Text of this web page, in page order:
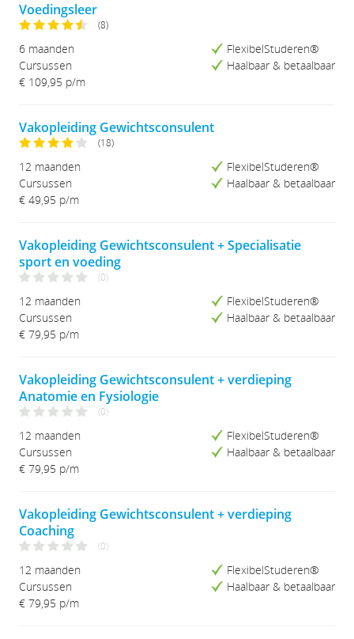
Voedingsleer
(8)
6 maanden
Cursussen
€ 109,95 p/m
FlexibelStuderen®
Haalbaar & betaalbaar
Vakopleiding Gewichtsconsulent
(18)
12 maanden
Cursussen
€ 49,95 p/m
FlexibelStuderen®
Haalbaar & betaalbaar
Vakopleiding Gewichtsconsulent + Specialisatie
sport en voeding
(0)
12 maanden
Cursussen
€ 79,95 p/m
FlexibelStuderen®
Haalbaar & betaalbaar
Vakopleiding Gewichtsconsulent + verdieping
Anatomie en Fysiologie
(0)
12 maanden
Cursussen
€ 79,95 p/m
FlexibelStuderen®
Haalbaar & betaalbaar
Vakopleiding Gewichtsconsulent + verdieping
Coaching
(0)
12 maanden
Cursussen
€ 79,95 p/m
FlexibelStuderen®
Haalbaar & betaalbaar